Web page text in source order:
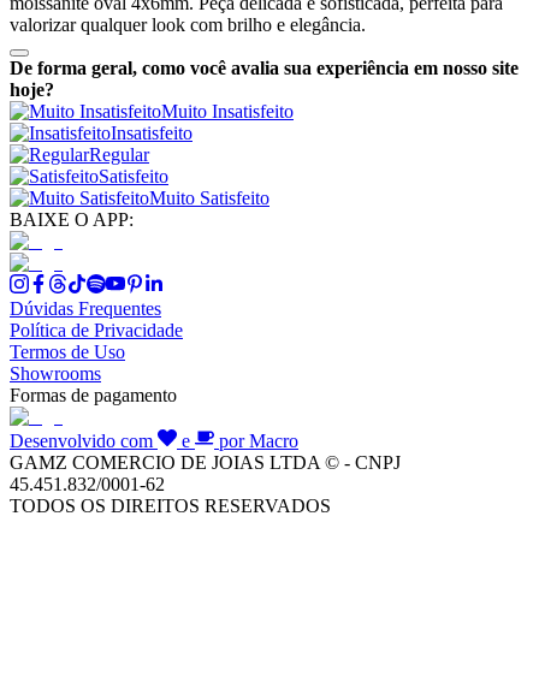
valorizar qualquer look com brilho e elegância.
De forma geral, como você avalia sua experiência em nosso site
hoje?
Muito Insatisfeito
Insatisfeito
Regular
Satisfeito
Muito Satisfeito
BAIXE O APP:
Dúvidas Frequentes
Política de Privacidade
Termos de Uso
Showrooms
Formas de pagamento
Desenvolvido com e
por Macro
GAMZ COMERCIO DE JOIAS LTDA © - CNPJ
45.451.832/0001-62
TODOS OS DIREITOS RESERVADOS